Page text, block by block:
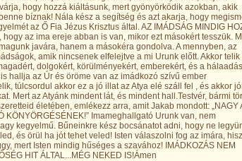
hogy hozzá kiáltásunk, mert gyönyörködik azokban, akik
bíznak! Nála kész a segítség és azt akarja, hogy
az Ő Fia Jézus Krisztus által. AZ IMÁDSÁG MINDIG
hogy az ima ereje abban is van, mikor ezt másokért tesszük.
javára, hanem a másokéra gondolva. A mennyben, az
amik nincsenek elfelejtve a mi Urunk előtt. Akkor telik
dolgokért, körülményekért, emberekért, és a
hallja az Úr és öröme van az imádkozó szívű ember
túlcsordul akkor ez a jó illat az Atya elé száll fel , és akkor
Mert az Atyánk mindent lát, és mindent hall.Testvér, bármi
életében, emlékezz arra, amit Jakab mondott: „NAGY
KÖNYÖRGÉSÉNEK!” Imameghallgató Urunk van, nem
kegyelmű. Bűneinkre kész bocsánatot adni, hogy ne
és örül ha jót tehet veled! Isten válaszolni fog az imára, hisz
mert Isten mindig hűséges a szavához! IMÁDKOZÁS NEM
HIT ÁLTAL...MÉG NEKED IS!Ámen